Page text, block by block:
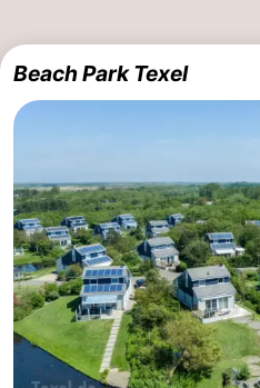
Schiermonnikoog
-
Vlieland
Noord-
Holland
-
Natuur
Schoorlse
-
Bergen
-
Beach Park Texel